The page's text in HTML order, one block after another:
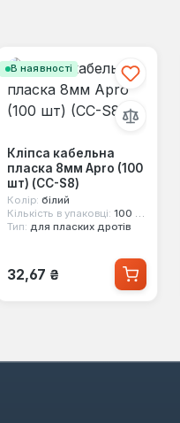
В наявності
Кліпса кабельна
пласка 8мм Apro (100
шт) (CC-S8)
Колір: білий
Кількість в упаковці: 100 шт
Тип: для пласких дротів
Звичайна ціна:
32,67 ₴